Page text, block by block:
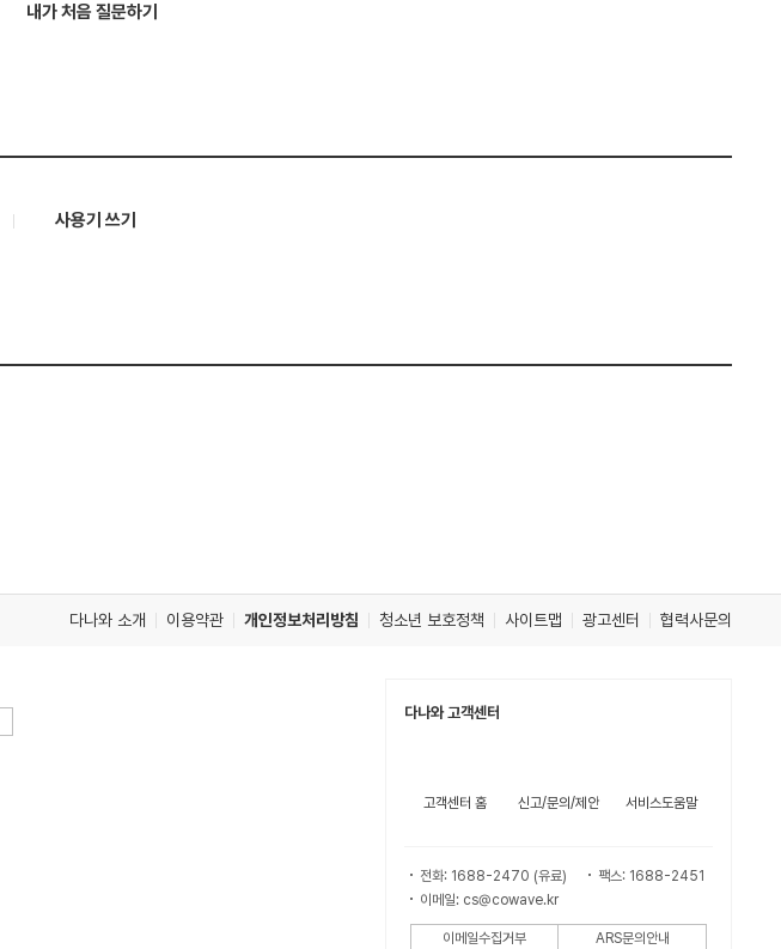
내가 처음 질문하기
사용기 쓰기
다나와 소개 이용약관 개인정보처리방침 청소년 보호정책 사이트맵 광고센터 협력사문의
다나와 고객센터
고객센터 홈 신고/문의/제안 서비스도움말
전화: 1688-2470 (유료)
팩스: 1688-2451
이메일: cs@cowave.kr
이메일수집거부 ARS문의안내